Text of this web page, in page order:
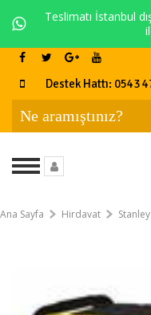
Teslimatı İstanbul
Destek Hattı: 0543
Ana Sayfa Hirdavat Stanley